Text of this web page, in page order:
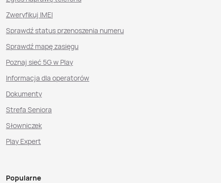
Zweryfikuj IMEI
Sprawdź status przenoszenia numeru
Sprawdź mapę zasięgu
Poznaj sieć 5G w Play
Informacja dla operatorów
Dokumenty
Strefa Seniora
Słowniczek
Play Expert
Popularne